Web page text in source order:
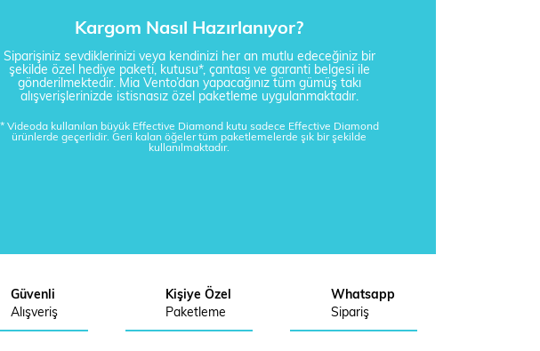
Kargom Nasıl Hazırlanıyor?
Siparişiniz sevdiklerinizi veya kendinizi her an mutlu edeceğiniz bir
şekilde özel hediye paketi, kutusu*, çantası ve garanti belgesi ile
gönderilmektedir. Mia Vento’dan yapacağınız tüm gümüş takı
alışverişlerinizde istisnasız özel paketleme uygulanmaktadır.
* Videoda kullanılan büyük Effective Diamond kutu sadece Effective Diamond
ürünlerde geçerlidir. Geri kalan öğeler tüm paketlemelerde şık bir şekilde
kullanılmaktadır.
Güvenli
Alışveriş
Kişiye Özel
Paketleme
Whatsapp
Sipariş